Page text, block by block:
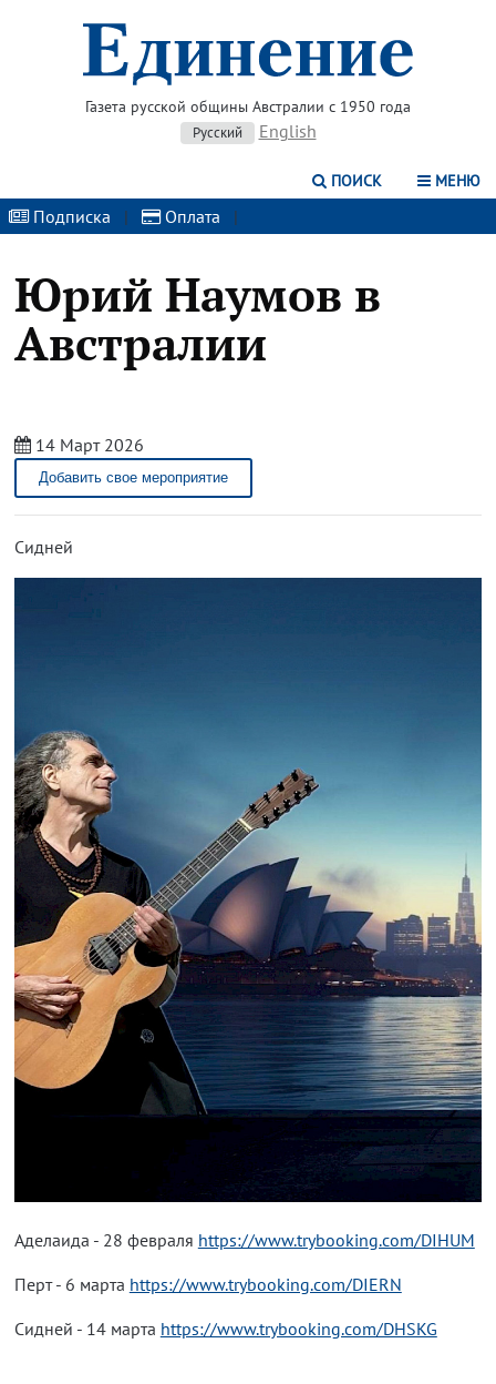
Газета русской общины Австралии с 1950 года
Русский English
ПОИСК МЕНЮ
Подписка | Оплата |
Юрий Наумов в
Австралии
14 Март 2026
Добавить свое мероприятие
Сидней
Аделаида - 28 февраля https://www.trybooking.com/DIHUM
Перт - 6 марта https://www.trybooking.com/DIERN
Сидней - 14 марта https://www.trybooking.com/DHSKG